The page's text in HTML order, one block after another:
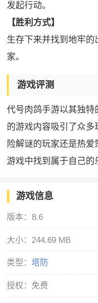
发起行动。
【胜利方式】
生存下来并找到地牢的
家。
游戏评测
代号肉鸽手游以其独
的游戏内容吸引了众
险解谜的玩家还是热
游戏中找到属于自己的
游戏信息
版本：8.6
大小： 244.69 MB
类型：塔防
授权： 免费